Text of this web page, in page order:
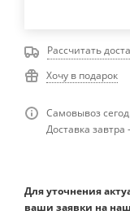
Рассчитать
Хочу в подарок
Самовывоз
Доставка завтра
Для уточнения
ваши заявки на